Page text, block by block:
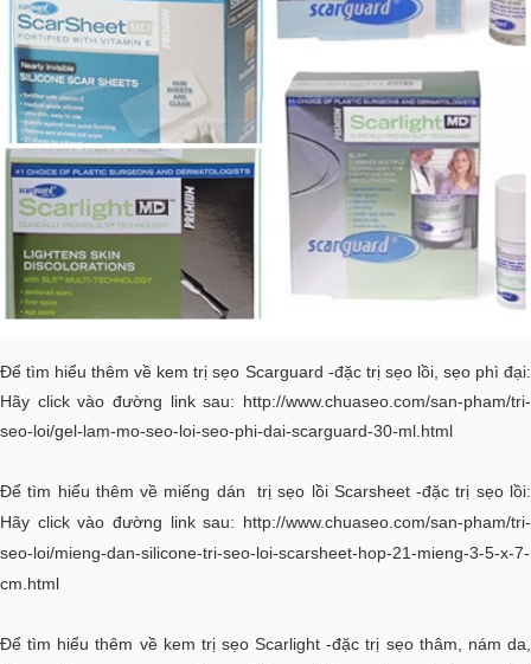
Để tìm hiểu thêm về kem trị sẹo Scarguard -đặc trị sẹo lồi, sẹo phì đại:
Hãy click vào đường link sau: http://www.chuaseo.com/san-pham/tri-
seo-loi/gel-lam-mo-seo-loi-seo-phi-dai-scarguard-30-ml.html
Để tìm hiểu thêm về miếng dán trị sẹo lồi Scarsheet -đặc trị sẹo lồi:
Hãy click vào đường link sau: http://www.chuaseo.com/san-pham/tri-
seo-loi/mieng-dan-silicone-tri-seo-loi-scarsheet-hop-21-mieng-3-5-x-7-
cm.html
Để tìm hiểu thêm về kem trị sẹo Scarlight -đặc trị sẹo thâm, nám da,